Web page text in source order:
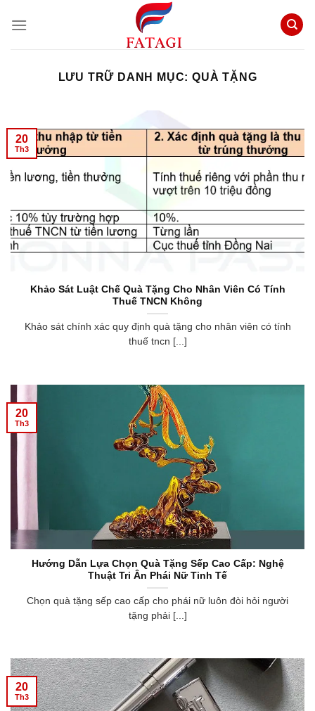
đến
LƯU TRỮ DANH MỤC: QUÀ TẶNG
Khảo Sát Luật Chế Quà Tặng Cho Nhân Viên Có Tính
Thuế TNCN Không
Khảo sát chính xác quy định quà tặng cho nhân viên có tính
thuế tncn [...]
20
Th3
Hướng Dẫn Lựa Chọn Quà Tặng Sếp Cao Cấp: Nghệ
Thuật Tri Ân Phái Nữ Tinh Tế
Chọn quà tặng sếp cao cấp cho phái nữ luôn đòi hỏi người
tặng phải [...]
20
Th3
20
Th3